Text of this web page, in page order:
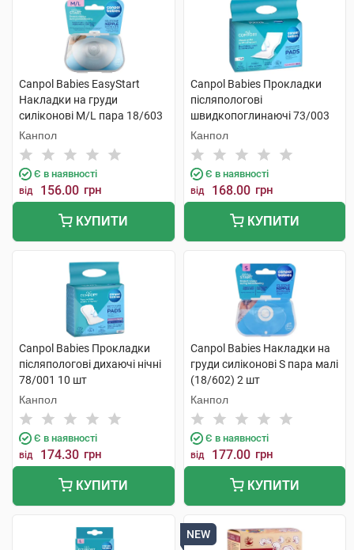
Canpol Babies EasyStart
Накладки на груди
силіконові M/L пара 18/603
2 шт
Канпол
Є в наявності
від 156.00 грн
КУПИТИ
Canpol Babies Прокладки
післяпологові
швидкопоглинаючі 73/003
10 шт
Канпол
Є в наявності
від 168.00 грн
КУПИТИ
Canpol Babies Прокладки
післяпологові дихаючі нічні
78/001 10 шт
Канпол
Є в наявності
від 174.30 грн
КУПИТИ
Canpol Babies Накладки на
груди силіконові S пара малі
(18/602) 2 шт
Канпол
Є в наявності
від 177.00 грн
КУПИТИ
NEW